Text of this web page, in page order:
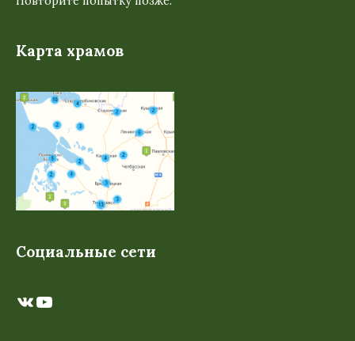
Карта храмов
Социальные сети
ВКонтакте
YouTube